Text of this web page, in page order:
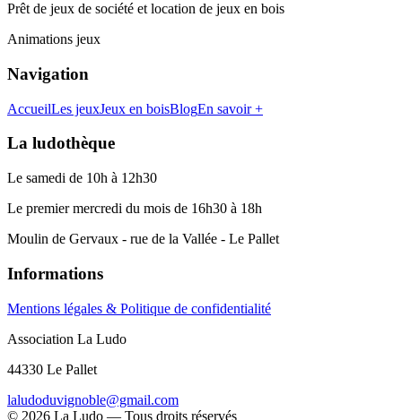
Prêt de jeux de société et location de jeux en bois
Animations jeux
Navigation
AccueilLes jeuxJeux en boisBlogEn savoir +
La ludothèque
Le samedi de 10h à 12h30
Le premier mercredi du mois de 16h30 à 18h
Moulin de Gervaux - rue de la Vallée - Le Pallet
Informations
Mentions légales & Politique de confidentialité
Association La Ludo
44330 Le Pallet
laludoduvignoble@gmail.com
© 2026 La Ludo — Tous droits réservés